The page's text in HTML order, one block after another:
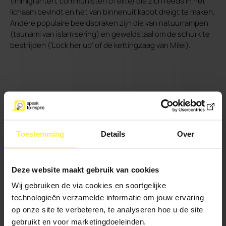
Toestemming Details Over
Deze website maakt gebruik van cookies
Wij gebruiken de via cookies en soortgelijke
technologieën verzamelde informatie om jouw ervaring
op onze site te verbeteren, te analyseren hoe u de site
gebruikt en voor marketingdoeleinden.
lichaam bevindt en het van binnenuit kapot dreigt te maken.
Andere populaire beeldspraken zijn die van natuurrampen
(tsunami van islamisering) en geweldstaal om de schurk te
bestrijden (‘Lock her up’ of de kettingzaag van Milei).